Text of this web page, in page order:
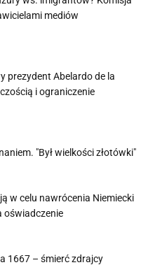
mediów
prezydent Abelardo de la
i ograniczenie
"Był wielkości złotówki"
w celu nawrócenia Niemiecki
oświadczenie
1667 – śmierć zdrajcy